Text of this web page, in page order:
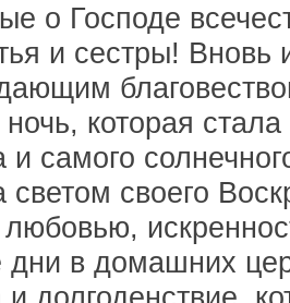
о Господе
и сестры! Вновь
которая
и самого
своего
любовью,
дни в домашних